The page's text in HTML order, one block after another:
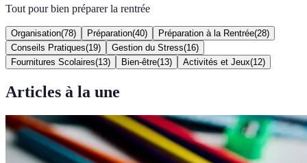
Tout pour bien préparer la rentrée
Organisation(78) Préparation(40) Préparation à la Rentrée(28)
Conseils Pratiques(19) Gestion du Stress(16)
Fournitures Scolaires(13) Bien-être(13) Activités et Jeux(12)
Articles à la une